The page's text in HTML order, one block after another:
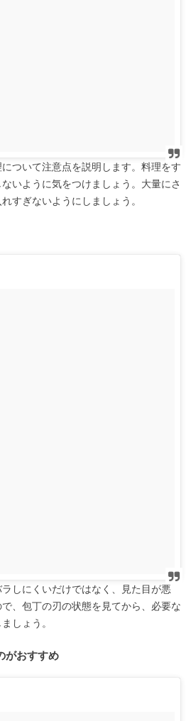
ついて注意点を説明します。料理をす
いように気をつけましょう。大量にさ
すぎないようにしましょう。
しにくいだけではなく、見た目が悪
、包丁の刃の状態を見てから、必要な
しょう。
がおすすめ